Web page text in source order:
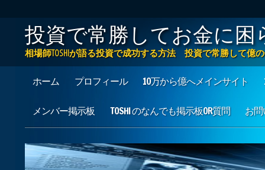
投資で常勝してお金に困
相場師TOSHIが語る投資で成功する方法 投資で常勝して億
Main menu
ホーム プロフィール 10万から億へメインサイト
メンバー掲示板 TOSHI のなんでも掲示板OR質問 お